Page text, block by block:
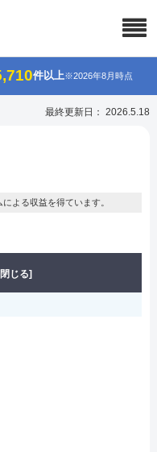
件以上※2026年8月時点
最終更新日： 2026.5.18
よる収益を得ています。
じる]